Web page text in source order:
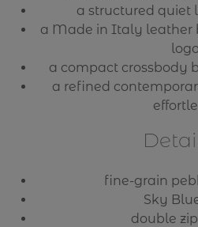
a structured quiet
a Made in Italy leather
a compact crossbody
a refined
fine-grain
Sky
double